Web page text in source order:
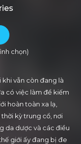
chọn)
vẫn còn đang là
có việc làm để kiếm
hoàn toàn xa lạ,
kỳ trung cổ, nơi
da dược và các điều
giới ấy đang bị đe